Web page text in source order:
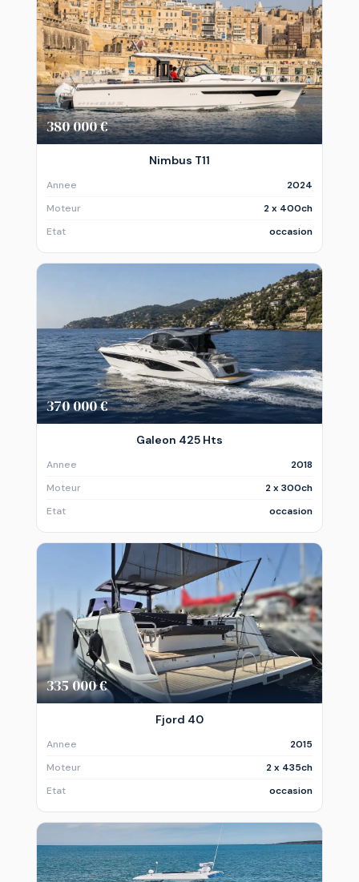
380 000 €
Nimbus T11
Annee
2024
Moteur
2 x 400ch
Etat
occasion
370 000 €
Galeon 425 Hts
Annee
2018
Moteur
2 x 300ch
Etat
occasion
335 000 €
Fjord 40
Annee
2015
Moteur
2 x 435ch
Etat
occasion